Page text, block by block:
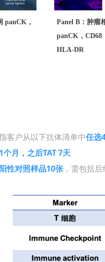
Panel B：肿瘤
panCK，CD68
HLA-DR
客户从以下抗体清单中任选
个月，之后TAT 7天
阳性对照样品10张，需包括